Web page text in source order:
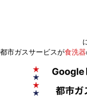
都市ガスサービスが食洗器